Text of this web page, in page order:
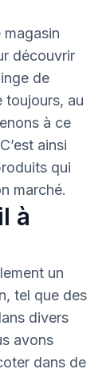
découvrir
de
toujours, au
à ce
ainsi
qui
marché.
à
un
tel que des
divers
avons
dans de